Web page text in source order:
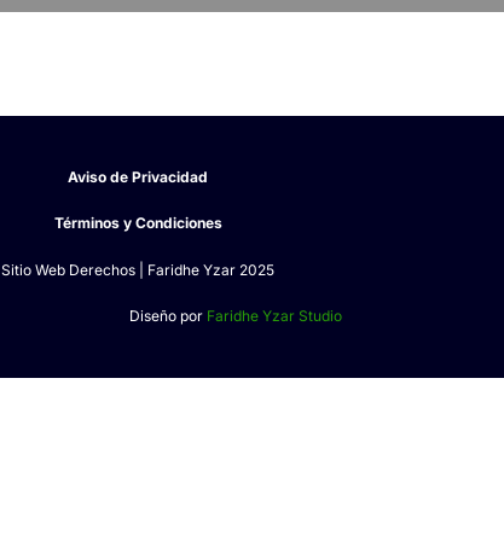
Aviso de Privacidad
Términos y Condiciones
Sitio Web Derechos | Faridhe Yzar 2025
Diseño por Faridhe Yzar Studio